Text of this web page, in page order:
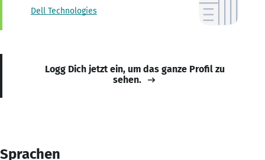
Dell Technologies
Logg Dich jetzt ein, um das ganze Profil zu
sehen.
Sprachen